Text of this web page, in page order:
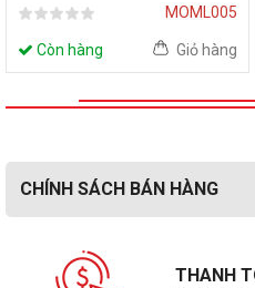
MOML005
Còn hàng Giỏ hàng
CHÍNH SÁCH BÁN HÀNG
THANH